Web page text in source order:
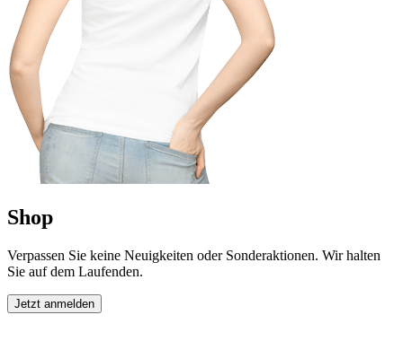
Shop
Verpassen Sie keine Neuigkeiten oder Sonderaktionen. Wir halten
Sie auf dem Laufenden.
Jetzt anmelden